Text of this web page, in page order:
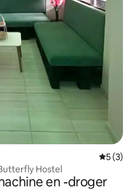
5 (3)
Hostel
en -droger